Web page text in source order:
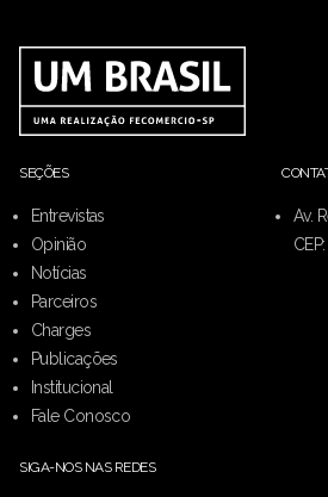
SEÇÕES
Entrevistas
Opinião
Notícias
Parceiros
Charges
Publicações
Institucional
Fale Conosco
Av.
SIGA-NOS NAS REDES